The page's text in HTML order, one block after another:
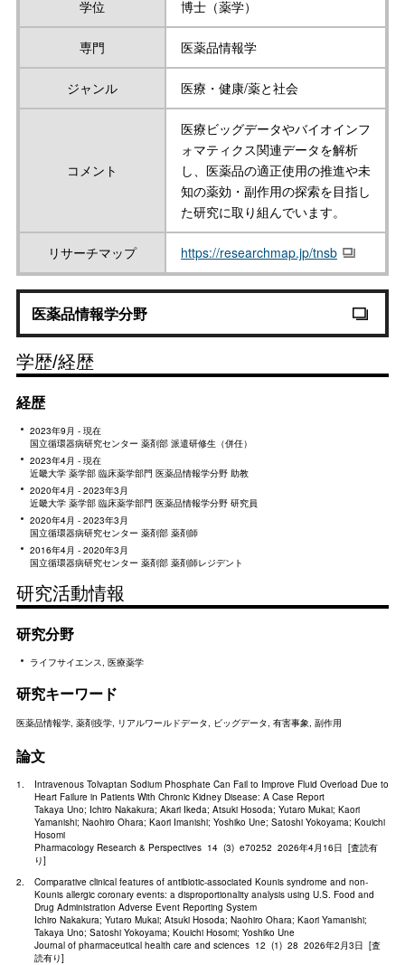
学位 博士（薬学）
専門 医薬品情報学
ジャンル 医療・健康/薬と社会
コメント
医療ビッグデータやバイオインフ
ォマティクス関連データを解析
し、医薬品の適正使用の推進や未
知の薬効・副作用の探索を目指し
た研究に取り組んでいます。
リサーチマップ https://researchmap.jp/tnsb
医薬品情報学分野
学歴/経歴
経歴
2023年9月 - 現在
国立循環器病研究センター 薬剤部 派遣研修生（併任）
2023年4月 - 現在
近畿大学 薬学部 臨床薬学部門 医薬品情報学分野 助教
2020年4月 - 2023年3月
近畿大学 薬学部 臨床薬学部門 医薬品情報学分野 研究員
2020年4月 - 2023年3月
国立循環器病研究センター 薬剤部 薬剤師
2016年4月 - 2020年3月
国立循環器病研究センター 薬剤部 薬剤師レジデント
研究活動情報
研究分野
ライフサイエンス, 医療薬学
研究キーワード
医薬品情報学, 薬剤疫学, リアルワールドデータ, ビッグデータ, 有害事象, 副作用
論文
Intravenous Tolvaptan Sodium Phosphate Can Fail to Improve Fluid Overload Due to
Heart Failure in Patients With Chronic Kidney Disease: A Case Report
Takaya Uno; Ichiro Nakakura; Akari Ikeda; Atsuki Hosoda; Yutaro Mukai; Kaori
Yamanishi; Naohiro Ohara; Kaori Imanishi; Yoshiko Une; Satoshi Yokoyama; Kouichi
Hosomi
Pharmacology Research & Perspectives 14 (3) e70252 2026年4月16日 [査読有
り]
Comparative clinical features of antibiotic-associated Kounis syndrome and non-
Kounis allergic coronary events: a disproportionality analysis using U.S. Food and
Drug Administration Adverse Event Reporting System
Ichiro Nakakura; Yutaro Mukai; Atsuki Hosoda; Naohiro Ohara; Kaori Yamanishi;
Takaya Uno; Satoshi Yokoyama; Kouichi Hosomi; Yoshiko Une
Journal of pharmaceutical health care and sciences 12 (1) 28 2026年2月3日 [査
読有り]